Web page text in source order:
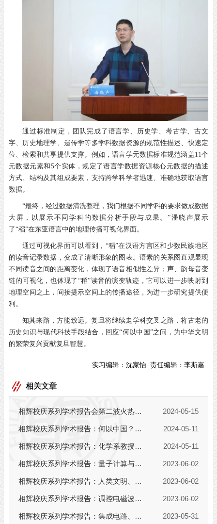
通过标准制定，团队完成了语言学、历史学、考古学、古文
字、历史地理学、遗传学等多学科数据资源的规范性描述、快速定
位、检索和共享提供支撑。例如，语言学元数据标准规范涵盖11个
元数据元素和5个实体，规定了语言学数据资源核心元数据的描述
方式、结构及其组成要素，支持跨学科学者迅速、准确地获取语言
数据。
“最终，经过数据清洗整理，我们根据不同学科的要求做成数据
大屏，以展示不同学科的数据分析手段与成果。”潘晓声展示
了“稻”在东亚语言中的地理传播可视化界面。
通过可视化界面可以看到，“稻”在汉语方言区和少数民族地区
的读音记录数据，变成了清晰形象的图表。语素的关系图直观显现
不同读音之间的距离变化，体现了语音相似性差异；声、韵母音变
链的可视化，也体现了“稻”读音的演变轨迹，它可以进一步映射到
地理空间之上，间接提示空间上的传播途径，为进一步研究提供便
利。
知其来路，方能致远。复旦将继续走学科交叉之路，将古老的
历史知识与现代科技手段结合， 回应“何以中国”之问， 为中华文明
的繁荣复兴贡献复旦智慧。
实习编辑： 沈家怡 责任编辑： 李斯嘉
相关文章